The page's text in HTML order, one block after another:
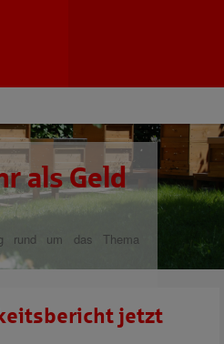
als Geld
rund um das Thema
jetzt